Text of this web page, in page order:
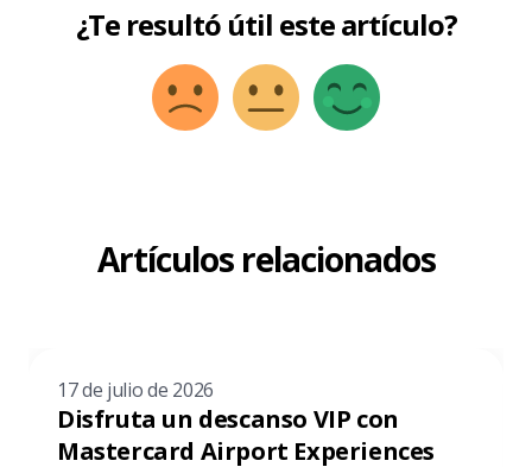
¿Te resultó útil este artículo?
Artículos relacionados
17 de julio de 2026
Disfruta un descanso VIP con
Mastercard Airport Experiences